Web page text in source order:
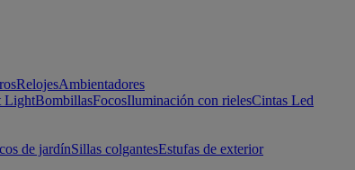
RelojesAmbientadores
LightBombillasFocosIluminación con rielesCintas Led
de jardínSillas colgantesEstufas de exterior